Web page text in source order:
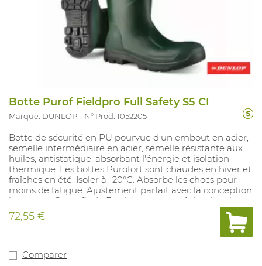
Botte Purof Fieldpro Full Safety S5 CI
Marque: DUNLOP N° Prod. 1052205
Botte de sécurité en PU pourvue d'un embout en acier,
semelle intermédiaire en acier, semelle résistante aux
huiles, antistatique, absorbant l'énergie et isolation
thermique. Les bottes Purofort sont chaudes en hiver et
fraîches en été. Isoler à -20°C. Absorbe les chocs pour
moins de fatigue. Ajustement parfait avec la conception
innovante Snug-fit de Dunlop pour empêcher le talon
de glisser. Les bottes Purofort ont une bonne adhérence
et sont 100% hydrofuge. Pointures: 35-48.
72,55 €
Comparer